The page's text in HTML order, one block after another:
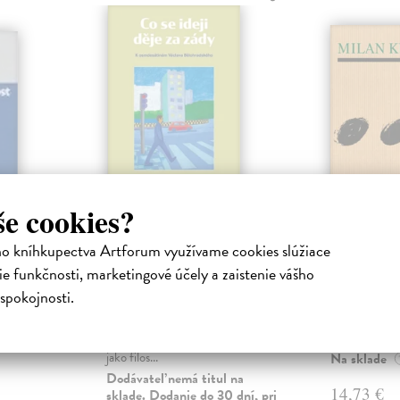
cookies?
kníhkupectva Artforum využívame cookies slúžiace
funkčnosti, marketingové účely a zaistenie vášho
spisov
Co se ideji děje za
zády
Šimonová Alice| Kniha
jako filos...
Dodávateľ nemá titul na
sklade. Dodanie do 30 dní, pri
Pomalost
čtyř
napsaných
Na sklade
14,73 €